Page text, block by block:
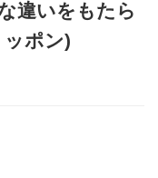
違いをもたら
ポン)